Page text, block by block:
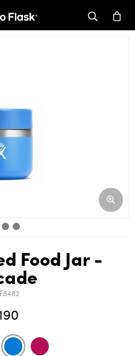
Food Jar -